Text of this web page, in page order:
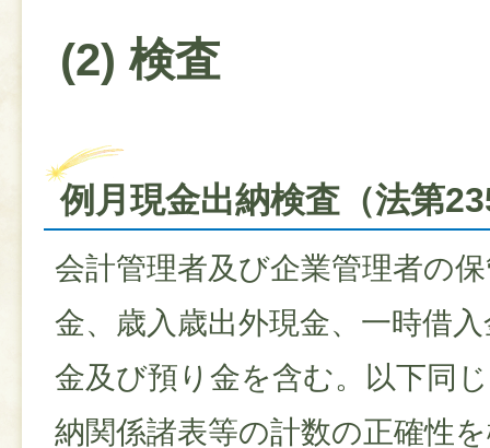
(2) 検査
例月現金出納検査（法第
会計管理者及び企業管理者の
金、歳入歳出外現金、一時借
金及び預り金を含む。以下同
納関係諸表等の計数の正確性